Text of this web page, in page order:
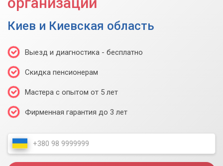
Киев и Киевская область
Выезд и диагностика - бесплатно
Скидка пенсионерам
Мастера с опытом от 5 лет
Фирменная гарантия до 3 лет